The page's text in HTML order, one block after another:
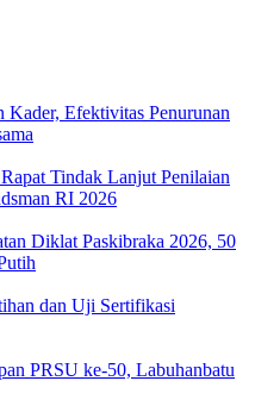
Kader, Efektivitas Penurunan
Tindak Lanjut Penilaian
RI 2026
Diklat Paskibraka 2026, 50
dan Uji Sertifikasi
PRSU ke-50, Labuhanbatu